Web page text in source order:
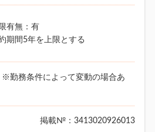
有無：有
期間5年を上限とする
※勤務条件によって変動の場合あ
掲載№：3413020926013